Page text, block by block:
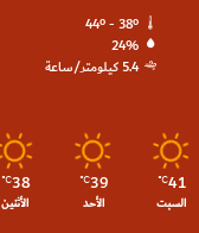
44º - 38º
24%
5.4 كيلومتر/ساعة
41
℃
السبت
39
℃
الأحد
38
℃
الأثنين